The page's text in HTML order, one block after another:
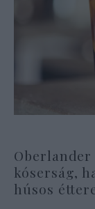
Oberlander
kóserság,
húsos